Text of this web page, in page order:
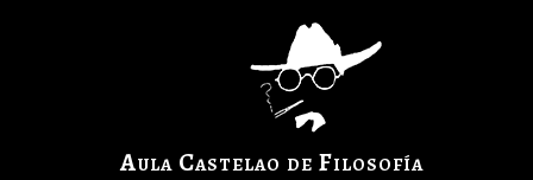
Aula Castelao de Filosofía